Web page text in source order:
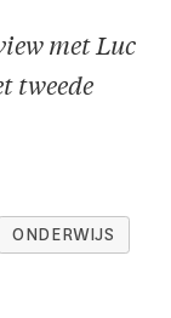
met Luc
tweede
ONDERWIJS